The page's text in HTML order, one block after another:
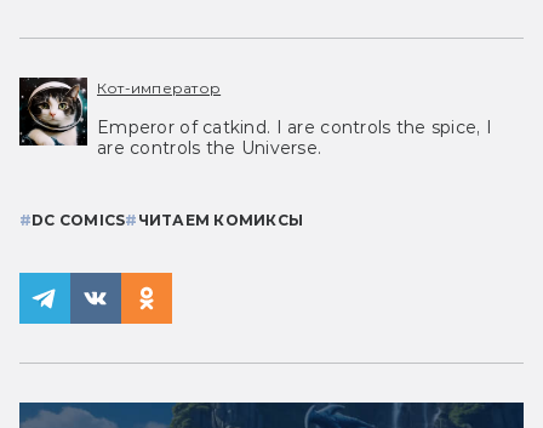
Кот-император
Emperor of catkind. I are controls the spice, I
are controls the Universe.
#DC COMICS# ЧИТАЕМ КОМИКСЫ